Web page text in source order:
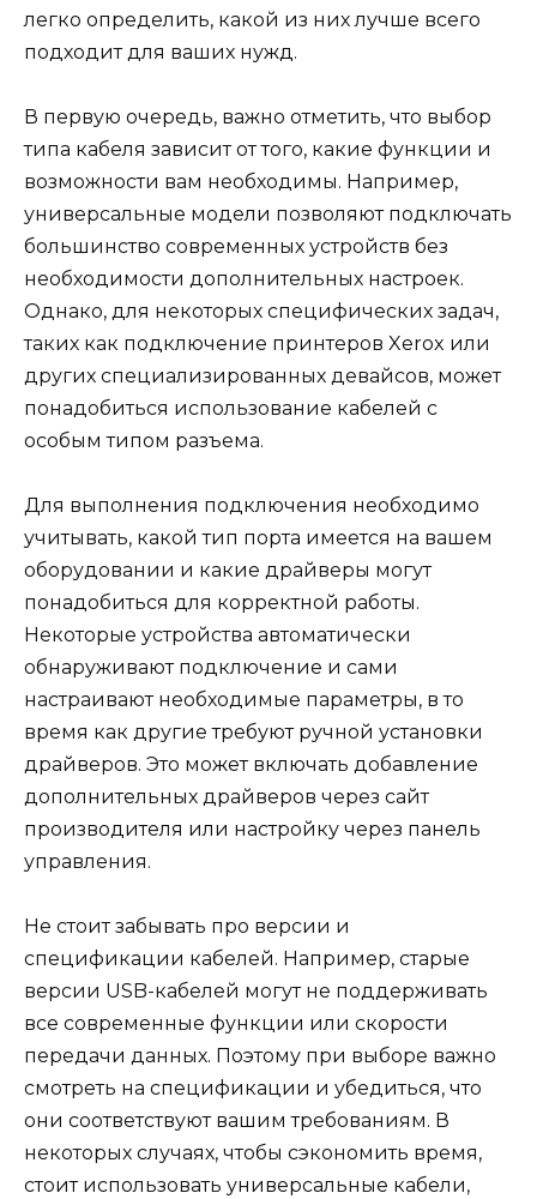
легко определить, какой из них лучше всего
подходит для ваших нужд.
В первую очередь, важно отметить, что выбор
типа кабеля зависит от того, какие функции и
возможности вам необходимы. Например,
универсальные модели позволяют подключать
большинство современных устройств без
необходимости дополнительных настроек.
Однако, для некоторых специфических задач,
таких как подключение принтеров Xerox или
других специализированных девайсов, может
понадобиться использование кабелей с
особым типом разъема.
Для выполнения подключения необходимо
учитывать, какой тип порта имеется на вашем
оборудовании и какие драйверы могут
понадобиться для корректной работы.
Некоторые устройства автоматически
обнаруживают подключение и сами
настраивают необходимые параметры, в то
время как другие требуют ручной установки
драйверов. Это может включать добавление
дополнительных драйверов через сайт
производителя или настройку через панель
управления.
Не стоит забывать про версии и
спецификации кабелей. Например, старые
версии USB-кабелей могут не поддерживать
все современные функции или скорости
передачи данных. Поэтому при выборе важно
смотреть на спецификации и убедиться, что
они соответствуют вашим требованиям. В
некоторых случаях, чтобы сэкономить время,
стоит использовать универсальные кабели,